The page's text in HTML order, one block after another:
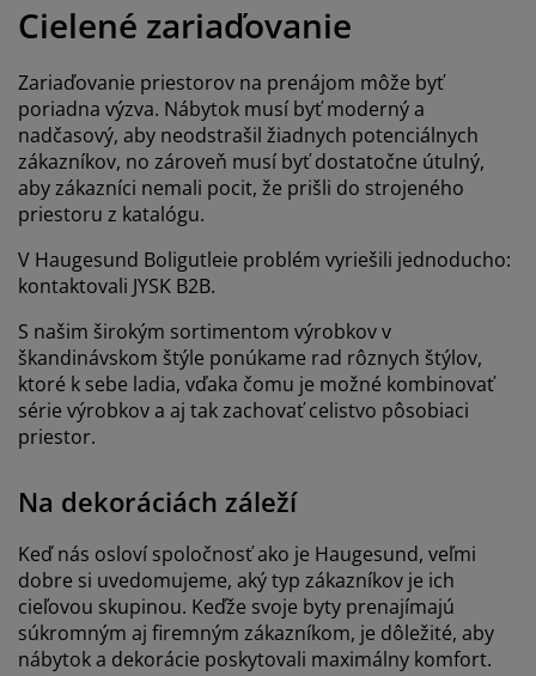
skrine
do spálne
rámy
s úložným priestorom
matrace
nábytku
osvetlenie
izba
Cielené zariaďovanie
Zariaďovanie priestorov na prenájom môže byť
poriadna výzva. Nábytok musí byť moderný a
nadčasový, aby neodstrašil žiadnych potenciálnych
zákazníkov, no zároveň musí byť dostatočne útulný,
aby zákazníci nemali pocit, že prišli do strojeného
priestoru z katalógu.
V Haugesund Boligutleie problém vyriešili jednoducho:
kontaktovali JYSK B2B.
S našim širokým sortimentom výrobkov v
škandinávskom štýle ponúkame rad rôznych štýlov,
ktoré k sebe ladia, vďaka čomu je možné kombinovať
série výrobkov a aj tak zachovať celistvo pôsobiaci
priestor.
Na dekoráciách záleží
Keď nás osloví spoločnosť ako je Haugesund, veľmi
dobre si uvedomujeme, aký typ zákazníkov je ich
cieľovou skupinou. Keďže svoje byty prenajímajú
súkromným aj firemným zákazníkom, je dôležité, aby
nábytok a dekorácie poskytovali maximálny komfort.